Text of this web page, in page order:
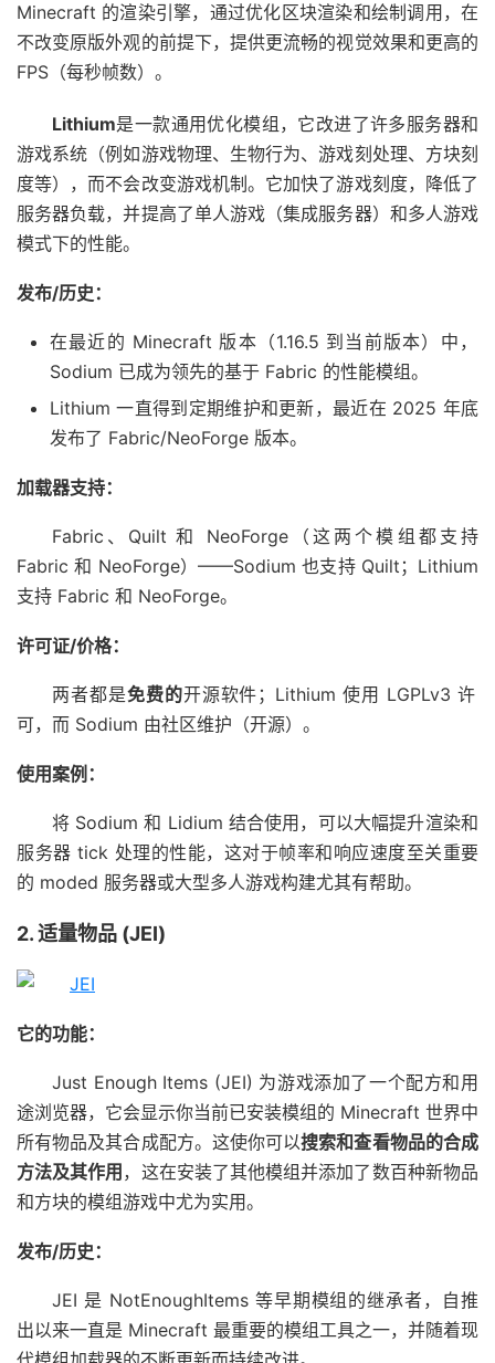
Minecraft 的渲染引擎，通过优化区块渲染和绘制调用，在
不改变原版外观的前提下，提供更流畅的视觉效果和更高的
FPS（每秒帧数）。
Lithium是一款通用优化模组，它改进了许多服务器和
游戏系统（例如游戏物理、生物行为、游戏刻处理、方块刻
度等），而不会改变游戏机制。它加快了游戏刻度，降低了
服务器负载，并提高了单人游戏（集成服务器）和多人游戏
模式下的性能。
发布/历史：
在最近的 Minecraft 版本（1.16.5 到当前版本）中，
Sodium 已成为领先的基于 Fabric 的性能模组。
Lithium 一直得到定期维护和更新，最近在 2025 年底
发布了 Fabric/NeoForge 版本。
加载器支持：
Fabric、Quilt 和 NeoForge（这两个模组都支持
Fabric 和 NeoForge）——Sodium 也支持 Quilt；Lithium
支持 Fabric 和 NeoForge。
许可证/价格：
两者都是免费的开源软件；Lithium 使用 LGPLv3 许
可，而 Sodium 由社区维护（开源）。
使用案例：
将 Sodium 和 Lidium 结合使用，可以大幅提升渲染和
服务器 tick 处理的性能，这对于帧率和响应速度至关重要
的 moded 服务器或大型多人游戏构建尤其有帮助。
2. 适量物品 (JEI)
它的功能：
Just Enough Items (JEI) 为游戏添加了一个配方和用
途浏览器，它会显示你当前已安装模组的 Minecraft 世界中
所有物品及其合成配方。这使你可以搜索和查看物品的合成
方法及其作用 ，这在安装了其他模组并添加了数百种新物品
和方块的模组游戏中尤为实用。
发布/历史：
JEI 是 NotEnoughItems 等早期模组的继承者，自推
出以来一直是 Minecraft 最重要的模组工具之一，并随着现